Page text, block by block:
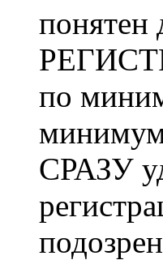
понятен
по
СРАЗУ